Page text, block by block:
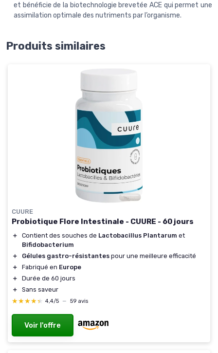
et bénéficie de la biotechnologie brevetée ACE qui permet une
assimilation optimale des nutriments par l’organisme.
Produits similaires
CUURE
Probiotique Flore Intestinale - CUURE - 60 jours
＋ Contient des souches de Lactobacillus Plantarum et
Bifidobacterium
＋
Gélules gastro-résistantes pour une meilleure efficacité
＋
Fabriqué en Europe
＋
Durée de 60 jours
＋
Sans saveur
★★★★★
★★★★★ 4,4/5 — 59 avis
Voir l'offre